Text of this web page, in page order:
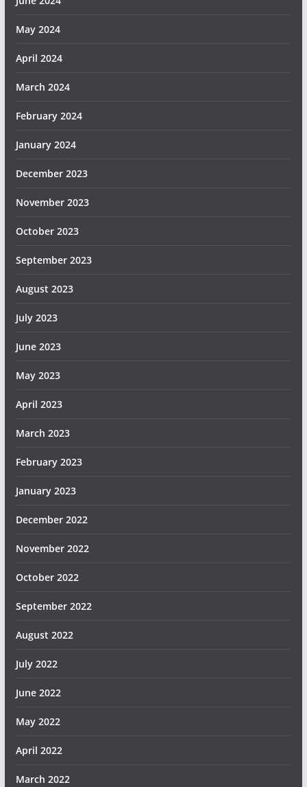
May 2024
April 2024
March 2024
February 2024
January 2024
December 2023
November 2023
October 2023
September 2023
August 2023
July 2023
June 2023
May 2023
April 2023
March 2023
February 2023
January 2023
December 2022
November 2022
October 2022
September 2022
August 2022
July 2022
June 2022
May 2022
April 2022
March 2022